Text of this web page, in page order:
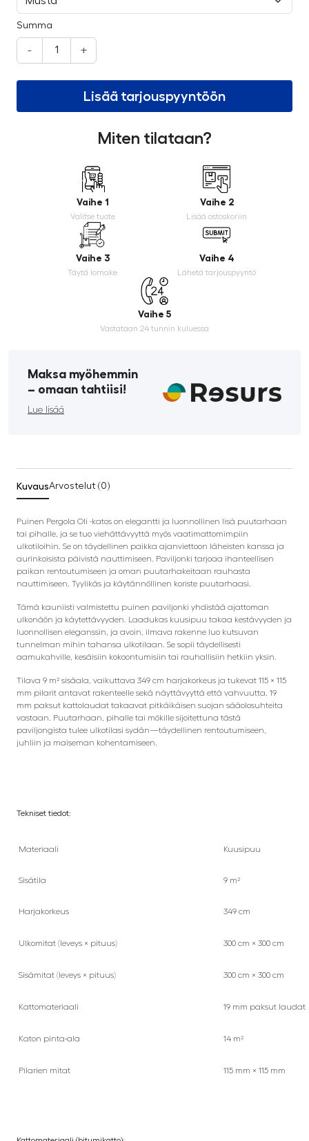
Summa
- +
Lisää tarjouspyyntöön
Miten tilataan?
Vaihe 1
Valitse tuote
Vaihe 2
Lisää ostoskoriin
Vaihe 3
Täytä lomake
Vaihe 4
Lähetä tarjouspyyntö
Vaihe 5
Vastataan 24 tunnin kuluessa
Maksa myöhemmin
­– omaan tahtiisi!
Lue lisää
KuvausArvostelut (0)
Puinen Pergola Oli -katos on elegantti ja luonnollinen lisä puutarhaan
tai pihalle, ja se tuo viehättävyyttä myös vaatimattomimpiin
ulkotiloihin. Se on täydellinen paikka ajanviettoon läheisten kanssa ja
aurinkoisista päivistä nauttimiseen. Paviljonki tarjoaa ihanteellisen
paikan rentoutumiseen ja oman puutarhakeitaan rauhasta
nauttimiseen. Tyylikäs ja käytännöllinen koriste puutarhaasi.
Tämä kauniisti valmistettu puinen paviljonki yhdistää ajattoman
ulkonäön ja käytettävyyden. Laadukas kuusipuu takaa kestävyyden ja
luonnollisen eleganssin, ja avoin, ilmava rakenne luo kutsuvan
tunnelman mihin tahansa ulkotilaan. Se sopii täydellisesti
aamukahville, kesäisiin kokoontumisiin tai rauhallisiin hetkiin yksin.
Tilava 9 m² sisäala, vaikuttava 349 cm harjakorkeus ja tukevat 115 × 115
mm pilarit antavat rakenteelle sekä näyttävyyttä että vahvuutta. 19
mm paksut kattolaudat takaavat pitkäikäisen suojan sääolosuhteita
vastaan. Puutarhaan, pihalle tai mökille sijoitettuna tästä
paviljongista tulee ulkotilasi sydän—täydellinen rentoutumiseen,
juhliin ja maiseman kohentamiseen.
Tekniset tiedot:
Materiaali Kuusipuu
Sisätila 9 m²
Harjakorkeus 349 cm
Ulkomitat (leveys × pituus) 300 cm × 300 cm
Sisämitat (leveys × pituus) 300 cm × 300 cm
Kattomateriaali 19 mm paksut laudat
Katon pinta-ala 14 m²
Pilarien mitat 115 mm × 115 mm